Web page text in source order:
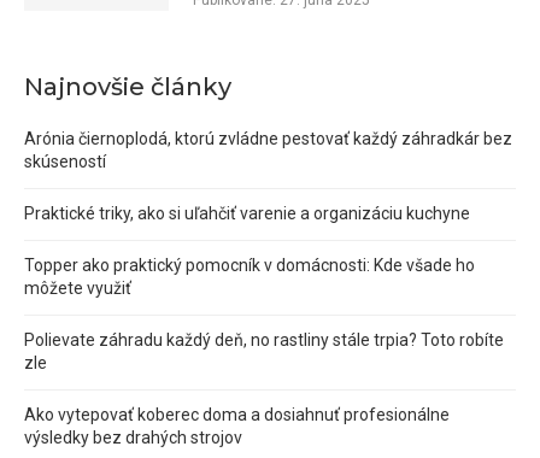
Najnovšie články
Arónia čiernoplodá, ktorú zvládne pestovať každý záhradkár bez
skúseností
Praktické triky, ako si uľahčiť varenie a organizáciu kuchyne
Topper ako praktický pomocník v domácnosti: Kde všade ho
môžete využiť
Polievate záhradu každý deň, no rastliny stále trpia? Toto robíte
zle
Ako vytepovať koberec doma a dosiahnuť profesionálne
výsledky bez drahých strojov